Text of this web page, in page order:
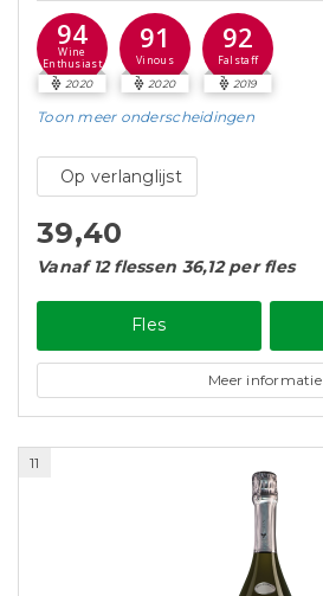
94
Wine
Enthusiast
2020
91
Vinous
2020
92
Falstaff
2019
Toon meeronderscheidingen
Op verlanglijst
39,40
Vanaf 12 flessen 36,12 per fles
Fles
Meer informatie
11